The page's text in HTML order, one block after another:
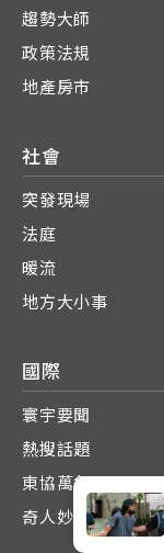
趨勢大師
政策法規
地產房市
社會
突發現場
法庭
暖流
地方大小事
國際
寰宇要聞
熱搜話題
東協萬象
奇人妙事